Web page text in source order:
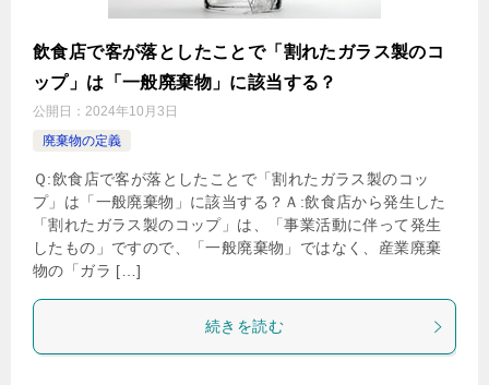
飲食店で客が落としたことで「割れたガラス製のコ
ップ」は「一般廃棄物」に該当する？
公開日： 2024年10月3日
廃棄物の定義
Ｑ:飲食店で客が落としたことで「割れたガラス製のコッ
プ」は「一般廃棄物」に該当する？Ａ:飲食店から発生した
「割れたガラス製のコップ」は、「事業活動に伴って発生
したもの」ですので、「一般廃棄物」ではなく、産業廃棄
物の「ガラ […]
続きを読む